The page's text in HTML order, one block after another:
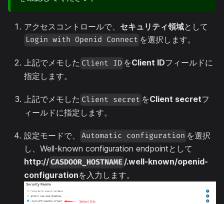
アクセスコントロールで、 セキュリティ領域として
Login with Openid Connect を選択します。
上記でメモした Client ID をClient IDフィールドに
指定します。
上記でメモした Client secret をClient secretフ
ィールドに指定します。
設定モードで、 Automatic configuration を選択
し、Well-known configuration endpointとして
http://CASDOOR_HOSTNAME/.well-known/openid-
configurationを入力します。